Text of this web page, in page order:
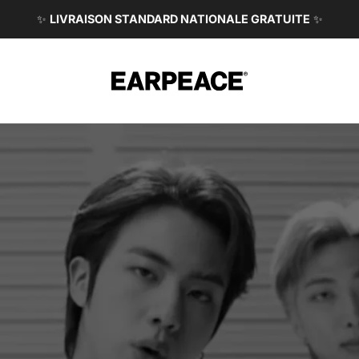
✨ LIVRAISON STANDARD NATIONALE GRATUITE ✨
EARPEACE